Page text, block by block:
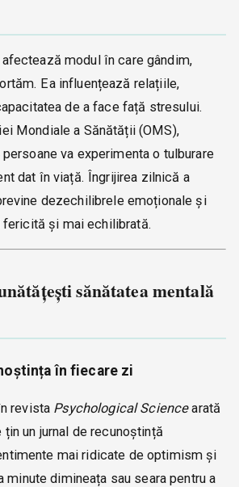
modul în care gândim,
Ea influențează relațiile,
de a face față stresului.
Mondiale a Sănătății (OMS),
va experimenta o tulburare
dat în viață. Îngrijirea zilnică a
dezechilibrele emoționale și
și mai echilibrată.
sănătatea mentală
în fiecare zi
revista Psychological Sciencearată
un jurnal de recunoștință
mai ridicate de optimism și
dimineața sau seara pentru a